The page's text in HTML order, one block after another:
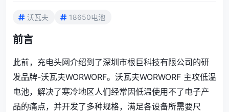
沃瓦夫 18650电池
前言
此前，充电头网介绍到了深圳市根巨科技有限公司的研
发品牌-沃瓦夫WORWORF。沃瓦夫WORWORF 主攻低温
电池，解决了寒冷地区人们经常因低温使用不了电子产
品的痛点，并开发了多种规格，满足各设备所需要尺